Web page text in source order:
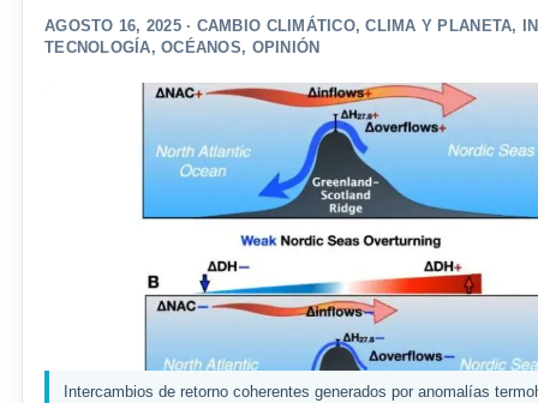
AGOSTO 16, 2025 · CAMBIO CLIMÁTICO,CLIMA Y PLANETA,
TECNOLOGÍA,OCÉANOS, OPINIÓN
Intercambios de retorno coherentes generados por anomalías